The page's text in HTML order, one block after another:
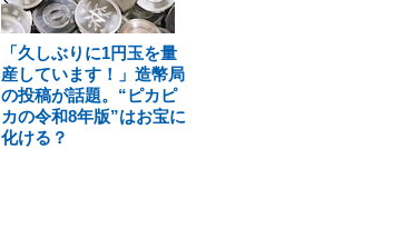
「久しぶりに1円玉を量
産しています！」造幣局
の投稿が話題。“ピカピ
カの令和8年版”はお宝に
化ける？